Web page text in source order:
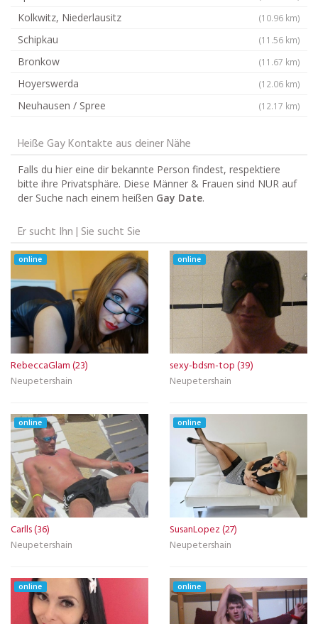
Kolkwitz, Niederlausitz (10.96 km)
Schipkau (11.56 km)
Bronkow (11.67 km)
Hoyerswerda (12.06 km)
Neuhausen / Spree (12.17 km)
Heiße Gay Kontakte aus deiner Nähe
Falls du hier eine dir bekannte Person findest, respektiere
bitte ihre Privatsphäre. Diese Männer & Frauen sind NUR auf
der Suche nach einem heißen Gay Date.
Er sucht Ihn | Sie sucht Sie
online
RebeccaGlam (23)
Neupetershain
online
sexy-bdsm-top (39)
Neupetershain
online
Carlls (36)
Neupetershain
online
SusanLopez (27)
Neupetershain
online online